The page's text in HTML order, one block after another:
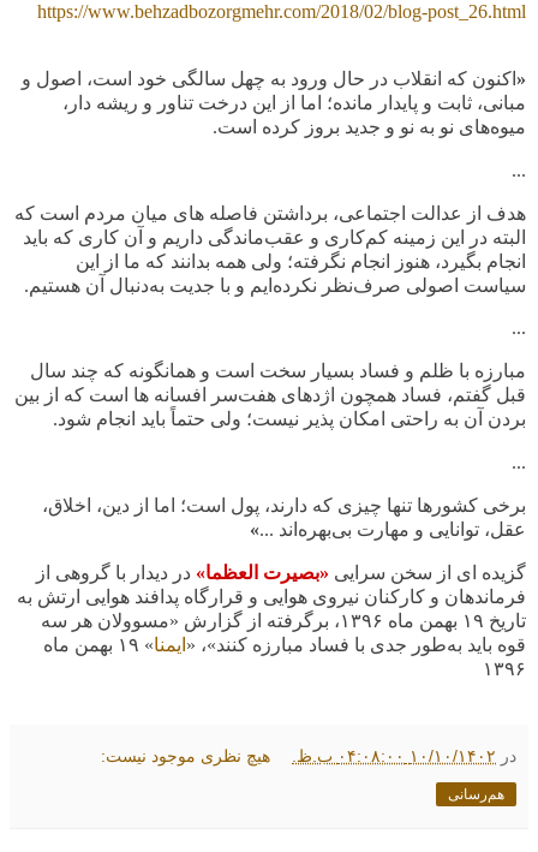
https://www.behzadbozorgmehr.com/2018/02/blog-post_26.html
« اکنون که انقلاب در حال ورود به چهل سالگی خود است، اصول و
مبانی، ثابت و پایدار مانده؛ اما از این درخت تناور و ریشه دار،
میوه‌های نو به نو و جدید بروز کرده است.
...
هدف از عدالت اجتماعی، برداشتن فاصله های میان مردم است که
البته در این زمینه کم‌کاری و عقب‌ماندگی داریم و آن کاری که باید
انجام بگیرد، هنوز انجام نگرفته؛ ولی همه بدانند که ما از این
سیاست اصولی صرف‌نظر نکرده‌ایم و با جدیت به‌دنبال آن هستیم.
...
مبارزه با ظلم و فساد بسیار سخت است و همانگونه که چند سال
قبل گفتم، فساد همچون اژدهای هفت‌سر افسانه ها است که از بین
بردن آن به راحتی امکان پذیر نیست؛ ولی حتماً باید انجام شود.
...
برخی کشورها تنها چیزی که دارند، پول است؛ اما از دین، اخلاق،
عقل، توانایی و مهارت بی‌بهره‌اند ...»
گزیده ای از سخن سرایی «بصیرت العظما» در دیدار با گروهی از
فرماندهان و کارکنان نیروی هوایی و قرارگاه پدافند هوایی ارتش به
تاریخ ۱۹ بهمن ماه ۱۳۹۶، برگرفته از گزارش «مسوولان هر سه
قوه باید به‌طور جدی با فساد مبارزه کنند»، « ایمنا
» ۱۹ بهمن ماه
۱۳۹۶
در ۱۰/۱۰/۱۴۰۲ ۰۴:۰۸:۰۰ ب.ظ. هیچ نظری موجود نیست:
هم‌رسانی